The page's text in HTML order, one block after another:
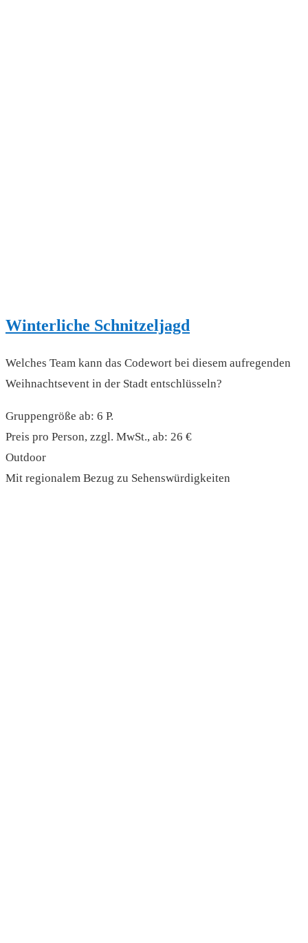
Winterliche Schnitzeljagd
Welches Team kann das Codewort bei diesem aufregenden
Weihnachtsevent in der Stadt entschlüsseln?
Gruppengröße ab: 6 P.
Preis pro Person, zzgl. MwSt., ab: 26 €
Outdoor
Mit regionalem Bezug zu Sehenswürdigkeiten